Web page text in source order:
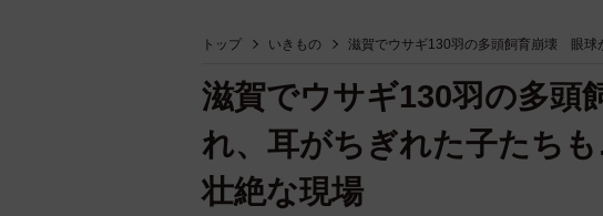
トップ いきもの 滋賀でウサギ130羽の多頭飼育崩壊 眼球
滋賀でウサギ130羽の多
れ、耳がちぎれた子たち
壮絶な現場